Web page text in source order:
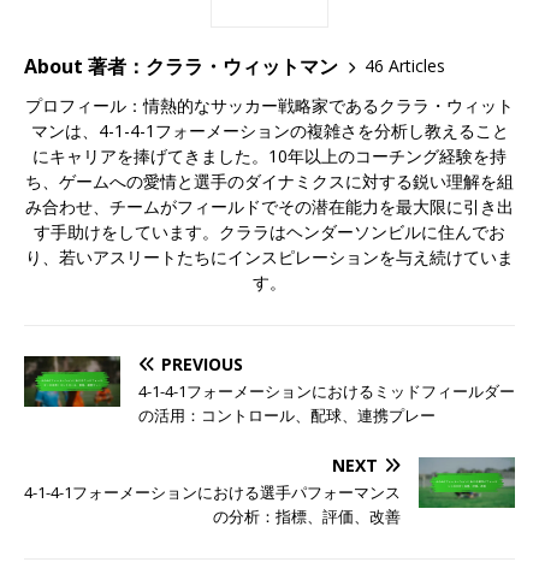
About 著者：クララ・ウィットマン
46 Articles
プロフィール：情熱的なサッカー戦略家であるクララ・ウィット
マンは、4-1-4-1フォーメーションの複雑さを分析し教えること
にキャリアを捧げてきました。10年以上のコーチング経験を持
ち、ゲームへの愛情と選手のダイナミクスに対する鋭い理解を組
み合わせ、チームがフィールドでその潜在能力を最大限に引き出
す手助けをしています。クララはヘンダーソンビルに住んでお
り、若いアスリートたちにインスピレーションを与え続けていま
す。
PREVIOUS
4-1-4-1フォーメーションにおけるミッドフィールダー
の活用：コントロール、配球、連携プレー
NEXT
4-1-4-1フォーメーションにおける選手パフォーマンス
の分析：指標、評価、改善